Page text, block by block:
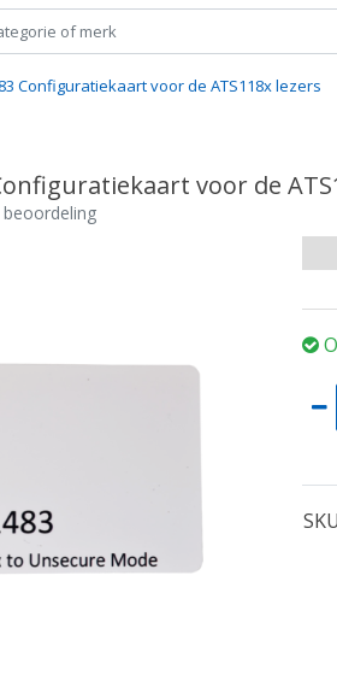
Configuratiekaart voor de ATS118x lezers
voor de
beoordeling
SKU